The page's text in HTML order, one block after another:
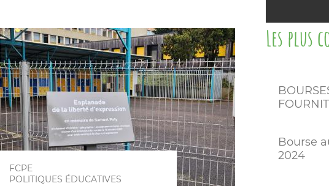
FCPE
POLITIQUES ÉDUCATIVES
Les plus
Bourse
2024